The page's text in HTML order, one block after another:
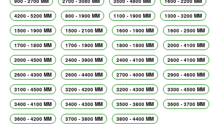
4200 - 5200 MM 800 - 1900 MM 1100 - 1900 MM 1300 - 3200 MM
1500 - 1900 MM 1500 - 2100 MM 1600 - 1900 MM 1600 - 2500 MM
1700 - 1800 MM 1700 - 1900 MM 1800 - 1800 MM 2000 - 4100 MM
2000 - 4500 MM 2400 - 3900 MM 2400 - 4100 MM 2600 - 4100 MM
2600 - 4300 MM 2600 - 4400 MM 2700 - 4000 MM 2900 - 4600 MM
3100 - 4500 MM 3200 - 4200 MM 3200 - 4300 MM 3300 - 4500 MM
3400 - 4100 MM 3400 - 4300 MM 3500 - 3800 MM 3600 - 3700 MM
3600 - 4200 MM 3700 - 3800 MM 3800 - 4400 MM